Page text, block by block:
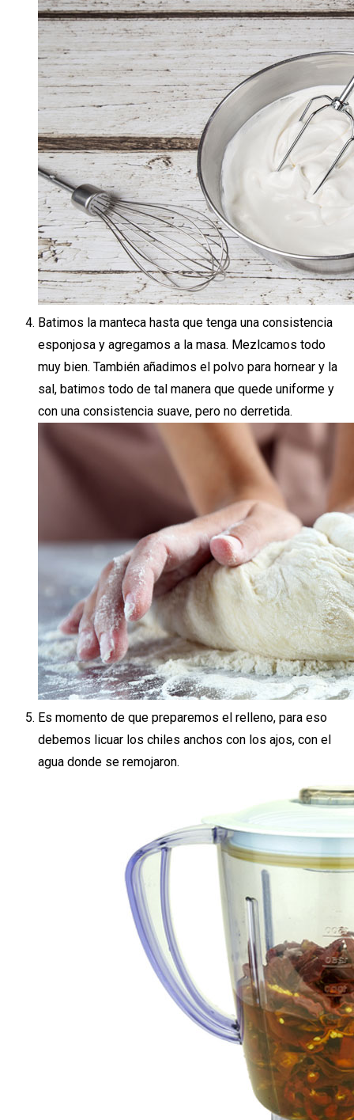
Batimos la manteca hasta que tenga una consistencia
esponjosa y agregamos a la masa. Mezlcamos todo
muy bien. También añadimos el polvo para hornear y la
sal, batimos todo de tal manera que quede uniforme y
con una consistencia suave, pero no derretida.
Es momento de que preparemos el relleno, para eso
debemos licuar los chiles anchos con los ajos, con el
agua donde se remojaron.